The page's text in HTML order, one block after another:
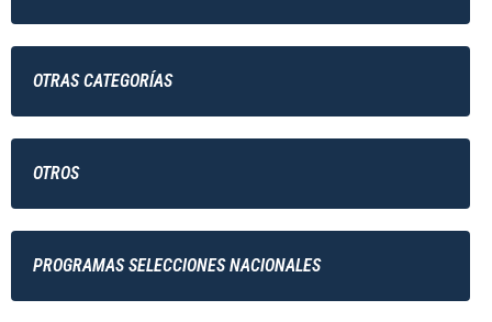
OTRAS CATEGORÍAS
OTROS
PROGRAMAS SELECCIONES NACIONALES